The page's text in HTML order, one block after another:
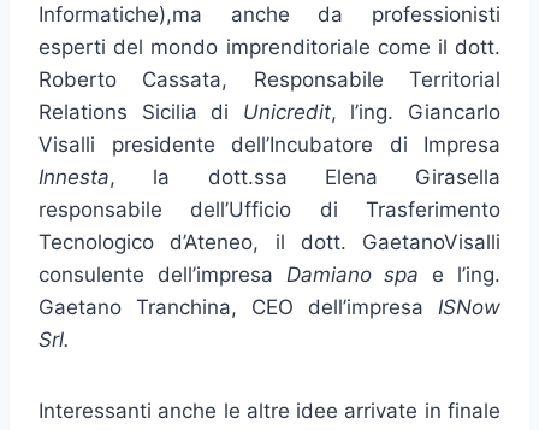
Informatiche),ma anche da professionisti
esperti del mondo imprenditoriale come il dott.
Roberto Cassata, Responsabile Territorial
Relations Sicilia di Unicredit, l’ing. Giancarlo
Visalli presidente dell’Incubatore di Impresa
Innesta, la dott.ssa Elena Girasella
responsabile dell’Ufficio di Trasferimento
Tecnologico d’Ateneo, il dott. GaetanoVisalli
consulente dell’impresa Damiano spa e l’ing.
Gaetano Tranchina, CEO dell’impresa ISNow
Srl.
Interessanti anche le altre idee arrivate in finale